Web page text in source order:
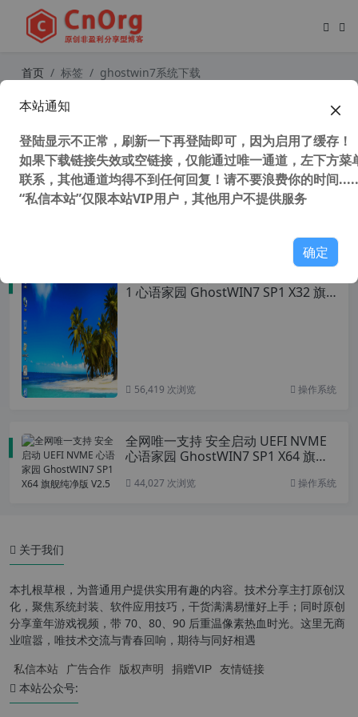
首页 标签 ghostwin7系统下载
心语家园 Ghostwin7极限精简老爷机
M
1 心语家园 GhostWIN7 SP1 X32 旗
56,419 次浏览 操作系统
全网唯一支持 安全启动 UEFI NVME
心语家园 GhostWIN7 SP1 X64 旗舰
44,027 次浏览 操作系统
关于我们
本扎根草根，为普通用户提供实用有趣的内容。技术分享主打原创汉
化，聚焦系统封装、软件应用技巧，干货满满易懂好上手；同时原创
分享童年游戏视频，带 70、80、90 后重温像素热血时光。这里无商
业喧嚣，唯技术交流与青春回响，期待与同好相遇
私信本站 广告合作 版权声明 捐赠VIP 友情链接
本站公众号:
本站通知
登陆显示不正常，刷新一下再登陆即可，因为启用了缓存！
如果下载链接失效或空链接，仅能通过唯一通道，左下方菜
联系，其他通道均得不到任何回复！请不要浪费你的时间
“私信本站”仅限本站VIP用户，其他用户不提供服务
确定